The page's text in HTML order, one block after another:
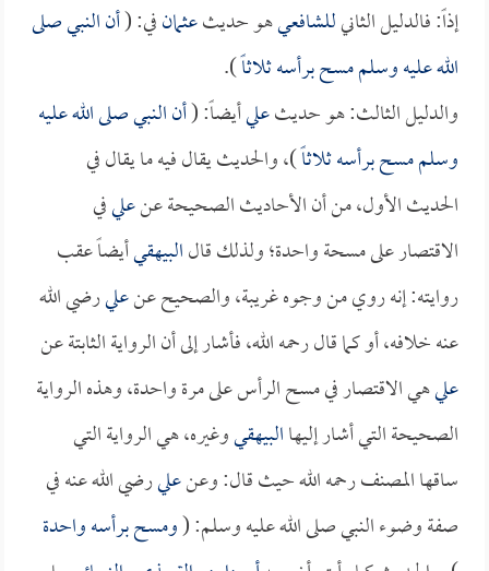
إذاً: فالدليل الثانيللشافعيهو حديثعثمانفي: (أن النبي صلى
الله عليه وسلم مسح برأسه ثلاثاً).
والدليل الثالث: هو حديثعليأيضاً: (أن النبي صلى الله عليه
وسلم مسح برأسه ثلاثاً)، والحديث يقال فيه ما يقال في
الحديث الأول، من أن الأحاديث الصحيحة عنعليفي
الاقتصار على مسحة واحدة؛ ولذلك قالالبيهقيأيضاً عقب
روايته: إنه روي من وجوه غريبة، والصحيح عنعليرضي الله
عنه خلافه، أو كما قال رحمه الله، فأشار إلى أن الرواية الثابتة عن
عليهي الاقتصار في مسح الرأس على مرة واحدة، وهذه الرواية
الصحيحة التي أشار إليهاالبيهقيوغيره، هي الرواية التي
ساقها المصنف رحمه الله حيث قال: وعنعليرضي الله عنه في
صفة وضوء النبي صلى الله عليه وسلم: (ومسح برأسه واحدة